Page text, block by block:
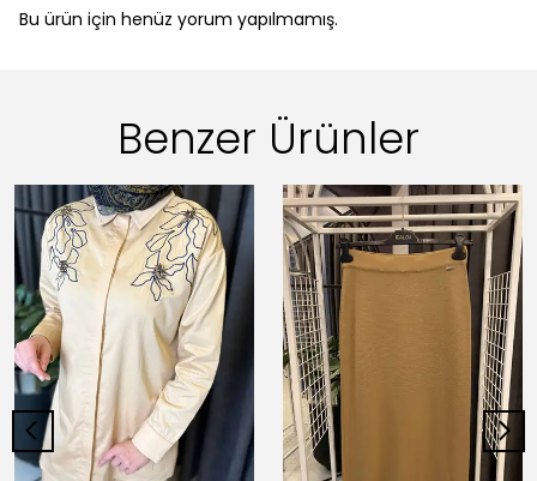
Bu ürün için henüz yorum yapılmamış.
Benzer Ürünler